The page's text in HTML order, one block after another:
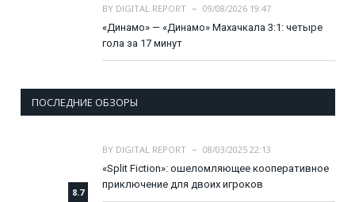
BY DIGITAL REPORT
09/08/2026 19:47
«Динамо» — «Динамо» Махачкала 3:1: четыре
гола за 17 минут
ПОСЛЕДНИЕ ОБЗОРЫ
8.7
BY DIGITAL REPORT
08/03/2025 22:13
«Split Fiction»: ошеломляющее кооперативное
приключение для двоих игроков